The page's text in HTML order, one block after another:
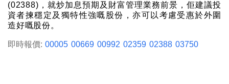
(02388)，就炒加息預期及財富管理業務前景，佢建議投
資者揀穩定及獨特性強嘅股份，亦可以考慮受惠於外圍
造好嘅股份。
即時報價: 00005 00669 00992 02359 02388 03750